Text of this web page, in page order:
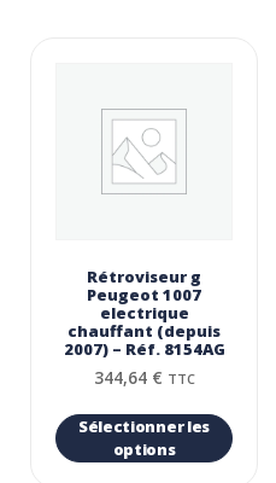
Rétroviseur g
Peugeot 1007
electrique
chauffant (depuis
2007) – Réf. 8154AG
344,64 € TTC
Sélectionner les
options